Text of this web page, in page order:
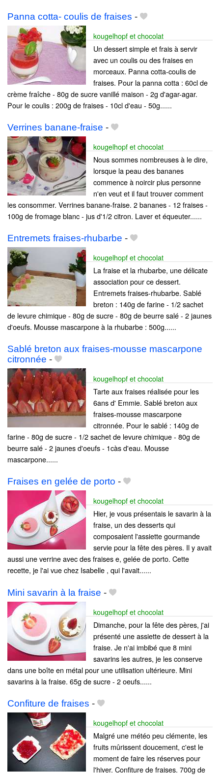
Panna cotta- coulis de fraises -
kougelhopf et chocolat
Un dessert simple et frais à servir
avec un coulis ou des fraises en
morceaux. Panna cotta-coulis de
fraises. Pour la panna cotta : 60cl de
crème fraîche - 80g de sucre vanillé maison - 2g d'agar-agar.
Pour le coulis : 200g de fraises - 10cl d'eau - 50g......
Verrines banane-fraise -
kougelhopf et chocolat
Nous sommes nombreuses à le dire,
lorsque la peau des bananes
commence à noircir plus personne
n'en veut et il faut trouver comment
les consommer. Verrines banane-fraise. 2 bananes - 12 fraises -
100g de fromage blanc - jus d'1/2 citron. Laver et équeuter......
Entremets fraises-rhubarbe -
kougelhopf et chocolat
La fraise et la rhubarbe, une délicate
association pour ce dessert.
Entremets fraises-rhubarbe. Sablé
breton : 140g de farine - 1/2 sachet
de levure chimique - 80g de sucre - 80g de beurre salé - 2 jaunes
d'oeufs. Mousse mascarpone à la rhubarbe : 500g......
Sablé breton aux fraises-mousse mascarpone
citronnée -
kougelhopf et chocolat
Tarte aux fraises réalisée pour les
6ans d' Emmie. Sablé breton aux
fraises-mousse mascarpone
citronnée. Pour le sablé : 140g de
farine - 80g de sucre - 1/2 sachet de levure chimique - 80g de
beurre salé - 2 jaunes d'oeufs - 1càs d'eau. Mousse
mascarpone......
Fraises en gelée de porto -
kougelhopf et chocolat
Hier, je vous présentais le savarin à la
fraise, un des desserts qui
composaient l'assiette gourmande
servie pour la fête des pères. Il y avait
aussi une verrine avec des fraises e, gelée de porto. Cette
recette, je l'ai vue chez Isabelle , qui l'avait......
Mini savarin à la fraise -
kougelhopf et chocolat
Dimanche, pour la fête des pères, j'ai
présenté une assiette de dessert à la
fraise. Je n'ai imbibé que 8 mini
savarins les autres, je les conserve
dans une boîte en métal pour une utilisation ultérieure. Mini
savarins à la fraise. 65g de sucre - 2 oeufs......
Confiture de fraises -
kougelhopf et chocolat
Malgré une météo peu clémente, les
fruits mûrissent doucement, c'est le
moment de faire les réserves pour
l'hiver. Confiture de fraises. 700g de